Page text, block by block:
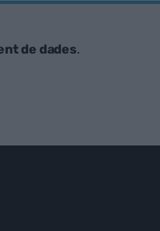
de dades.